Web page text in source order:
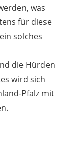
was
für diese
solches
die Hürden
wird sich
Pfalz mit